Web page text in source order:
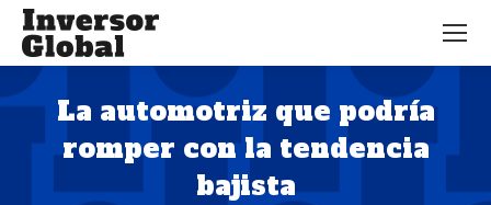
La automotriz que podría
romper con la tendencia
bajista